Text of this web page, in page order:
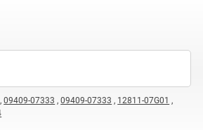
,09409-07333 ,09409-07333 , 12811-07G01 ,